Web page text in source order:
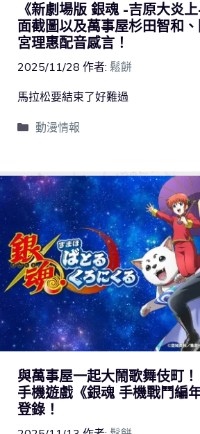
《新劇場版 銀魂 -吉原大炎
面截圖以及萬事屋杉田智和
宮理惠配音感言！
2025/11/28 作者: 鬆餅
馬拉松要結束了好難過
動漫情報
與萬事屋一起大鬧歌舞伎町
手機遊戲《銀魂 手機戰鬥編
登錄！